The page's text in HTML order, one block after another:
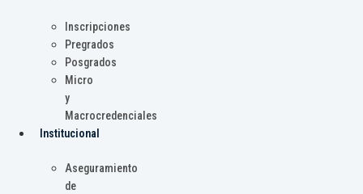
Inscripciones
Pregrados
Posgrados
Micro
y
Macrocredenciales
Institucional
Aseguramiento
de